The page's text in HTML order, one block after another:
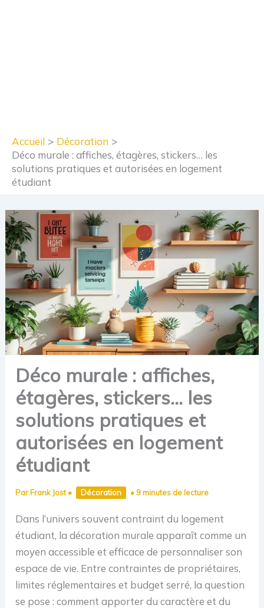
Accueil
Décoration
Déco murale : affiches, étagères, stickers… les
solutions pratiques et autorisées en logement
étudiant
Déco murale : affiches,
étagères, stickers… les
solutions pratiques et
autorisées en logement
étudiant
Par Frank Jost• Décoration • 9 minutes de lecture
Dans l’univers souvent contraint du logement
étudiant, la décoration murale apparaît comme un
moyen accessible et efficace de personnaliser son
espace de vie. Entre contraintes de propriétaires,
limites réglementaires et budget serré, la question
se pose : comment apporter du caractère et du